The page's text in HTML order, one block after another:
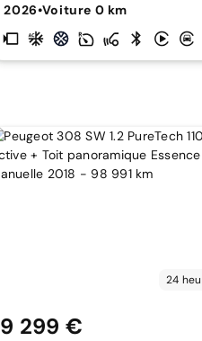
2026•Voiture 0 km
24
9 299 €